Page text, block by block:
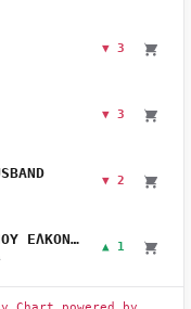
▼ 3
▼ 3
▼ 2
ΣΤΑ ΚΑΛΥΤΕΡΑ ΠΟΥ ΕΛΚΟΝΤΑΙ ▲ 1